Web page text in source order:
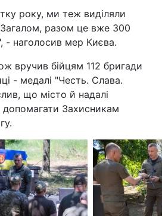
року, ми теж виділяли
Загалом, разом це вже 300
- наголосив мер Києва.
вручив бійцям 112 бригади
- медалі "Честь. Слава.
що місто й надалі
Захисникам